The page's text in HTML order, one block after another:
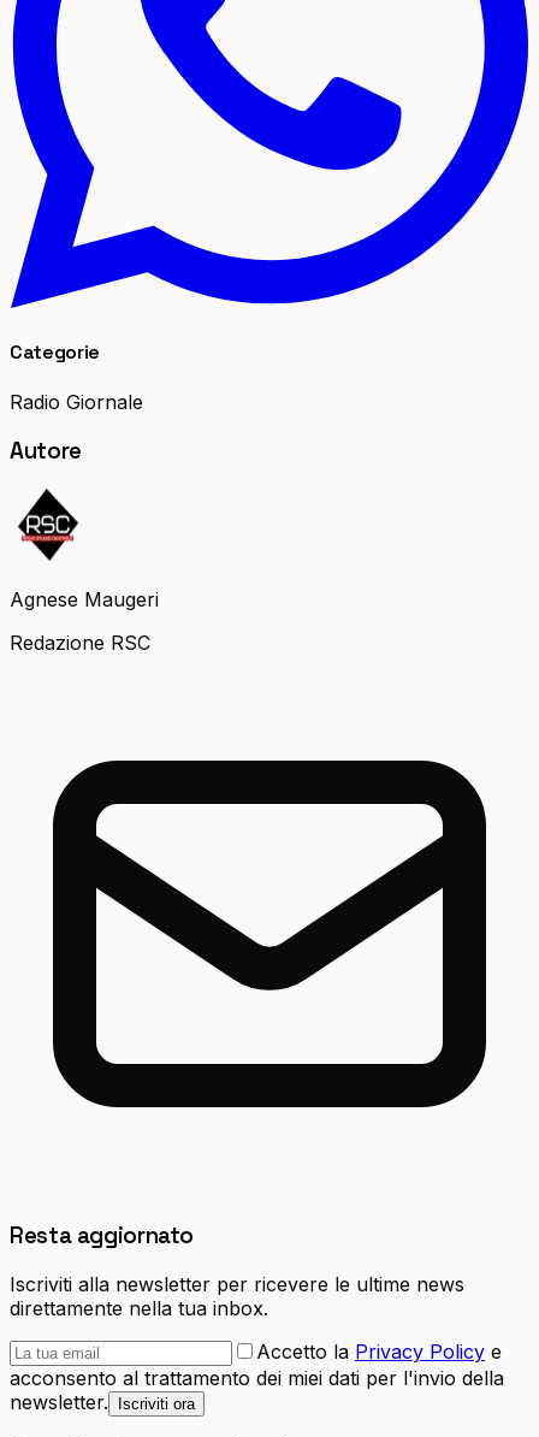
Categorie
Radio Giornale
Autore
Agnese Maugeri
Redazione RSC
Resta aggiornato
Iscriviti alla newsletter per ricevere le ultime news
direttamente nella tua inbox.
Accetto la Privacy Policy e
acconsento al trattamento dei miei dati per l'invio della
newsletter.
Iscriviti ora